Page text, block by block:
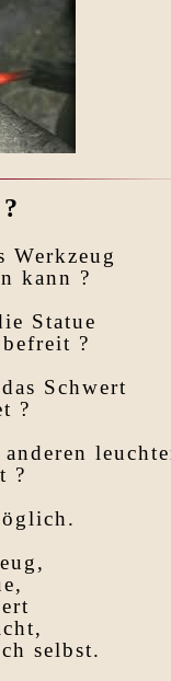
Werkzeug
kann ?
Statue
?
Schwert
?
?
selbst.